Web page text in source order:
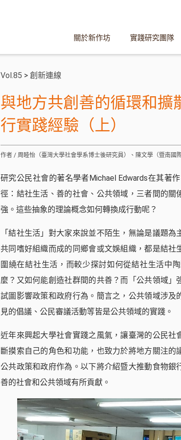
關於新作坊 實踐研究團隊
Vol.85 > 創新連線
與地方共創善的循環和擴
行實踐經驗（上）
作者 / 周睦怡（臺灣大學社會學系博士後研究員）、陳文學（暨南國
研究公民社會的著名學者Michael Edwards在其著
徑：結社生活、善的社會、公共領域，三者間的
強。這些抽象的理論概念如何轉換成行動呢？
「結社生活」對大家來說並不陌生，無論是議題
共同嗜好組織而成的同鄉會或文娛組織，都是結
圍繞在結社生活，而較少探討如何從結社生活中
麼？又如何能創造社群間的共善？而「公共領域
試圖影響政策和政府行為。簡言之，公共領域涉
見的倡議、公民審議活動等皆是公共領域的實踐。
近年來興起大學社會實踐之風氣，讓臺灣的公民
斷摸索自己的角色和功能，也致力於將地方關注
公共政策和政府作為。以下將介紹暨大推動食物
善的社會和公共領域有所貢獻。